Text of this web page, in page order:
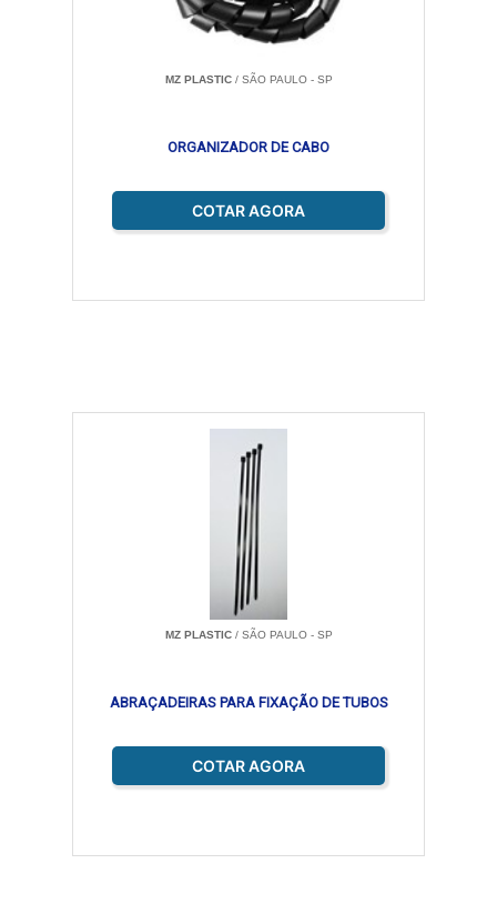
MZ PLASTIC/ SÃO PAULO - SP
ORGANIZADOR DE CABO
COTAR AGORA
MZ PLASTIC/ SÃO PAULO - SP
ABRAÇADEIRAS PARA FIXAÇÃO DE TUBOS
COTAR AGORA